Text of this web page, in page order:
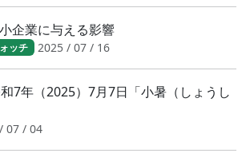
企業に与える影響
ッチ 2025 / 07 / 16
年（2025）7月7日「小暑（しょうし
07 / 04